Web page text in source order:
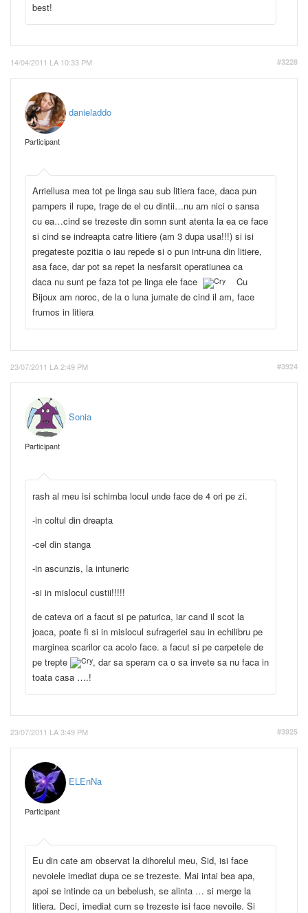
best!
14/04/2011 LA 10:33 PM #3228
danieladdo
Participant
Arriellusa mea tot pe linga sau sub litiera face, daca pun
pampers il rupe, trage de el cu dintii…nu am nici o sansa
cu ea…cind se trezeste din somn sunt atenta la ea ce face
si cind se indreapta catre litiere (am 3 dupa usa!!!) si isi
pregateste pozitia o iau repede si o pun intr-una din litiere,
asa face, dar pot sa repet la nesfarsit operatiunea ca
daca nu sunt pe faza tot pe linga ele face
Cu
Bijoux am noroc, de la o luna jumate de cind il am, face
frumos in litiera
23/07/2011 LA 2:49 PM #3924
Sonia
Participant
rash al meu isi schimba locul unde face de 4 ori pe zi.
-in coltul din dreapta
-cel din stanga
-in ascunzis, la intuneric
-si in mislocul custii!!!!!
de cateva ori a facut si pe paturica, iar cand il scot la
joaca, poate fi si in mislocul sufrageriei sau in echilibru pe
marginea scarilor ca acolo face. a facut si pe carpetele de
pe trepte
, dar sa speram ca o sa invete sa nu faca in
toata casa ….!
23/07/2011 LA 3:49 PM #3925
ELEnNa
Participant
Eu din cate am observat la dihorelul meu, Sid, isi face
nevoiele imediat dupa ce se trezeste. Mai intai bea apa,
apoi se intinde ca un bebelush, se alinta … si merge la
litiera. Deci, imediat cum se trezeste isi face nevoile. Si